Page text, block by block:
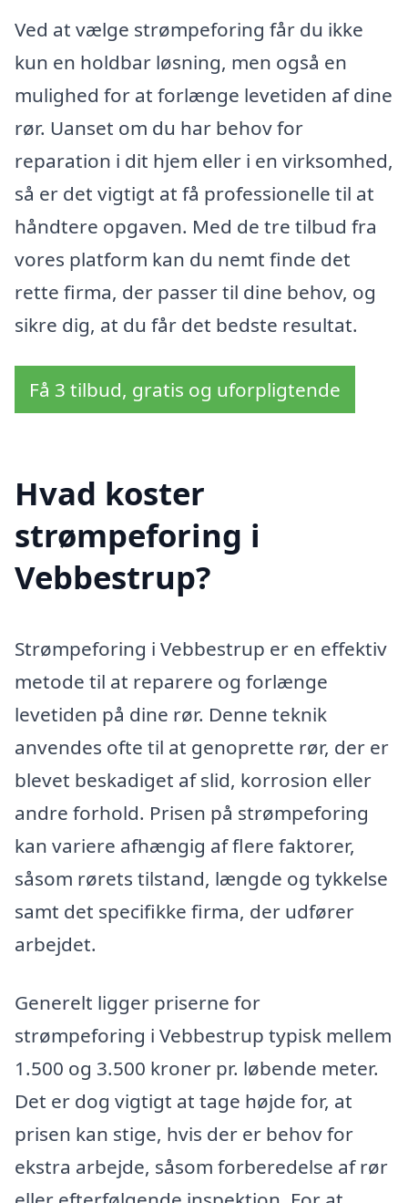
Ved at vælge strømpeforing får du ikke
kun en holdbar løsning, men også en
mulighed for at forlænge levetiden af dine
rør. Uanset om du har behov for
reparation i dit hjem eller i en virksomhed,
så er det vigtigt at få professionelle til at
håndtere opgaven. Med de tre tilbud fra
vores platform kan du nemt finde det
rette firma, der passer til dine behov, og
sikre dig, at du får det bedste resultat.
Få 3 tilbud, gratis og uforpligtende
Hvad koster
strømpeforing i
Vebbestrup?
Strømpeforing i Vebbestrup er en effektiv
metode til at reparere og forlænge
levetiden på dine rør. Denne teknik
anvendes ofte til at genoprette rør, der er
blevet beskadiget af slid, korrosion eller
andre forhold. Prisen på strømpeforing
kan variere afhængig af flere faktorer,
såsom rørets tilstand, længde og tykkelse
samt det specifikke firma, der udfører
arbejdet.
Generelt ligger priserne for
strømpeforing i Vebbestrup typisk mellem
1.500 og 3.500 kroner pr. løbende meter.
Det er dog vigtigt at tage højde for, at
prisen kan stige, hvis der er behov for
ekstra arbejde, såsom forberedelse af rør